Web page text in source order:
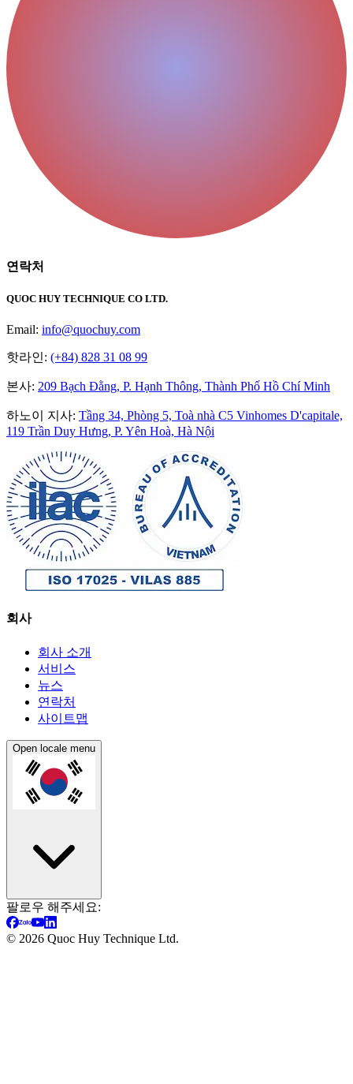
연락처
QUOC HUY TECHNIQUE CO LTD.
Email: info@quochuy.com
핫라인: (+84) 828 31 08 99
본사: 209 Bạch Đằng, P. Hạnh Thông, Thành Phố Hồ Chí Minh
하노이 지사: Tầng 34, Phòng 5, Toà nhà C5 Vinhomes D'capitale,
119 Trần Duy Hưng, P. Yên Hoà, Hà Nội
회사
회사 소개
서비스
뉴스
연락처
사이트맵
Open locale menu
팔로우 해주세요:
© 2026 Quoc Huy Technique Ltd.